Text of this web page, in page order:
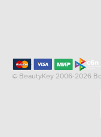
© BeautyKey 2006-2026